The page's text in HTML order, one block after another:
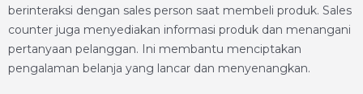
berinteraksi dengan sales person saat membeli produk. Sales
counter juga menyediakan informasi produk dan menangani
pertanyaan pelanggan. Ini membantu menciptakan
pengalaman belanja yang lancar dan menyenangkan.